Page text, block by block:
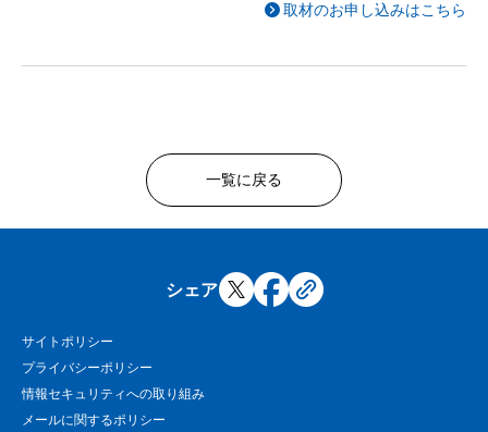
取材のお申し込みはこちら
一覧に戻る
シェア
サイトポリシー
プライバシーポリシー
情報セキュリティへの取り組み
メールに関するポリシー